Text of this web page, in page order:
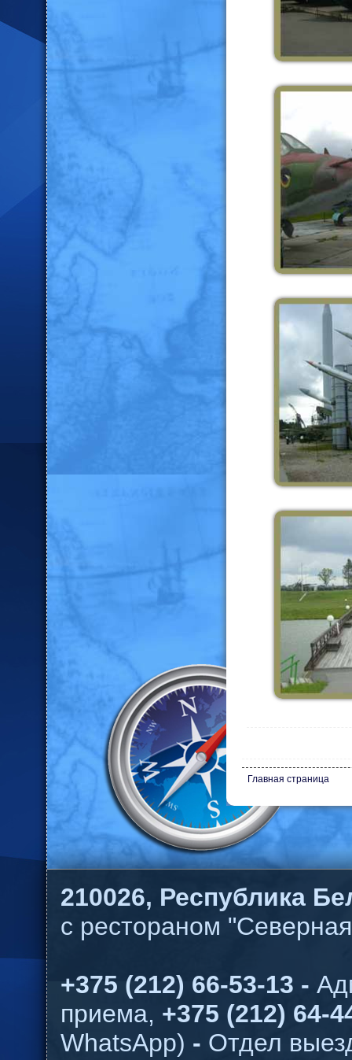
Главная страница
210026, Республика
с рестораном
+375 (212) 66-53-13 -
приема, +375 (212) 64-
WhatsApp) - Отдел